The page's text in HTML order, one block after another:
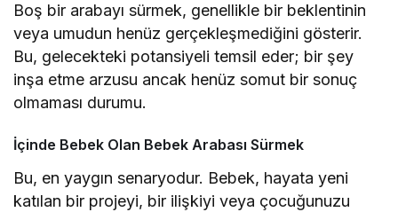
Boş bir arabayı sürmek, genellikle bir beklentinin
veya umudun henüz gerçekleşmediğini gösterir.
Bu, gelecekteki potansiyeli temsil eder; bir şey
inşa etme arzusu ancak henüz somut bir sonuç
olmaması durumu.
İçinde Bebek Olan Bebek Arabası Sürmek
Bu, en yaygın senaryodur. Bebek, hayata yeni
katılan bir projeyi, bir ilişkiyi veya çocuğunuzu